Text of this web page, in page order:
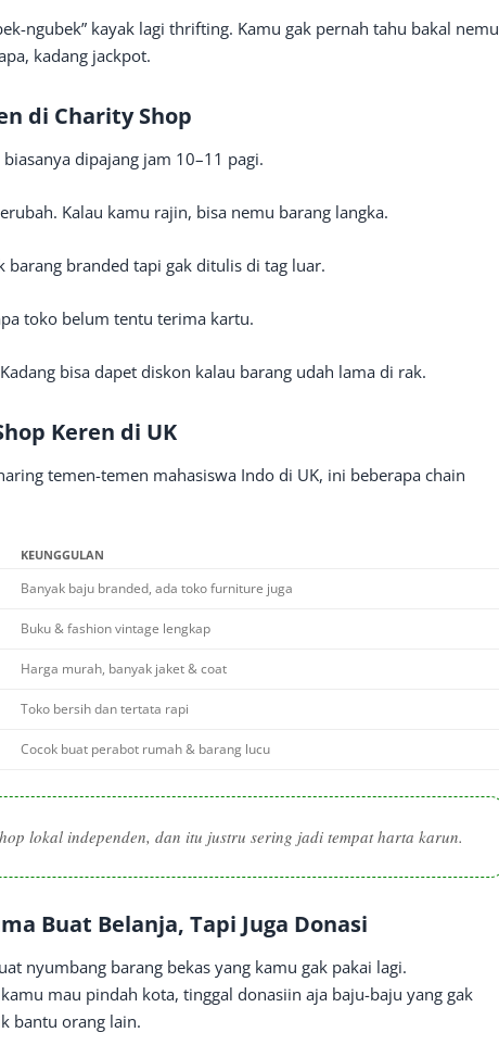
ngubek” kayak lagi thrifting. Kamu gak pernah tahu bakal nemu
kadang jackpot.
di Charity Shop
dipajang jam 10–11 pagi.
Kalau kamu rajin, bisa nemu barang langka.
barang branded tapi gak ditulis di tag luar.
toko belum tentu terima kartu.
bisa dapet diskon kalau barang udah lama di rak.
Keren di UK
temen-temen mahasiswa Indo di UK, ini beberapa chain
KEUNGGULAN
Banyak baju branded, ada toko furniture juga
Buku & fashion vintage lengkap
Harga murah, banyak jaket & coat
Toko bersih dan tertata rapi
Cocok buat perabot rumah & barang lucu
lokal independen, dan itu justru sering jadi tempat harta karun.
Buat Belanja, Tapi Juga Donasi
nyumbang barang bekas yang kamu gak pakai lagi.
mau pindah kota, tinggal donasiin aja baju-baju yang gak
bantu orang lain.